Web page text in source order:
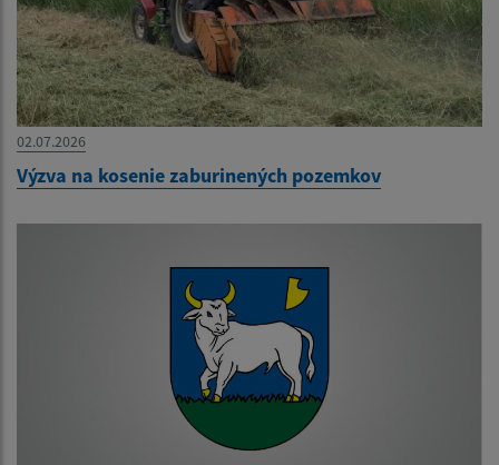
02.07.2026
Výzva na kosenie zaburinených pozemkov